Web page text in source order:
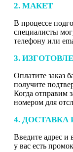
2. МАКЕТ
В процессе
специалисты
телефону или
3.
Оплатите заказ
получите
Когда отправим
номером для
4. ДОСТАВКА
Введите адрес и
у вас есть